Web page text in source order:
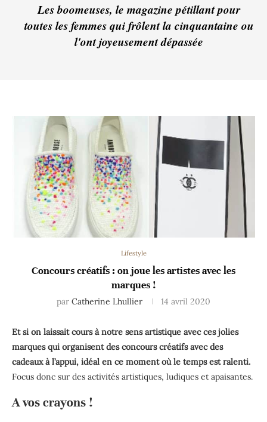
Les boomeuses, le magazine pétillant pour
toutes les femmes qui frôlent la cinquantaine ou
l'ont joyeusement dépassée
Lifestyle
Concours créatifs : on joue les artistes avec les
marques !
par Catherine Lhullier 14 avril 2020
Et si on laissait cours à notre sens artistique avec ces jolies
marques qui organisent des concours créatifs avec des
cadeaux à l’appui, idéal en ce moment où le temps est ralenti.
Focus donc sur des activités artistiques, ludiques et apaisantes.
A vos crayons !